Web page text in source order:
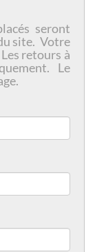
seront
site. Votre
retours à
Le